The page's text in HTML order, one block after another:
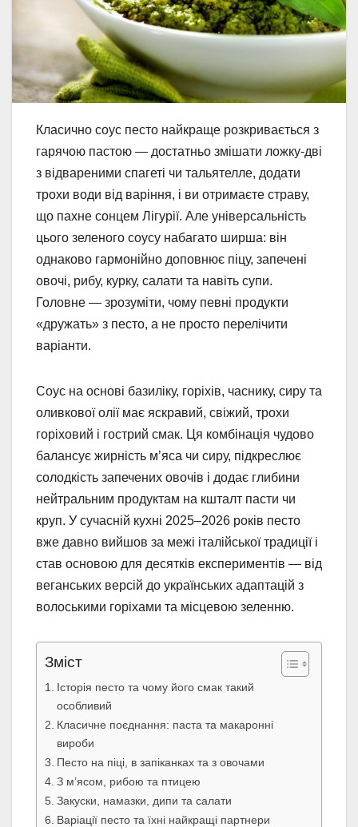
Класично соус песто найкраще розкривається з
гарячою пастою — достатньо змішати ложку-дві
з відвареними спагеті чи тальятелле, додати
трохи води від варіння, і ви отримаєте страву,
що пахне сонцем Лігурії. Але універсальність
цього зеленого соусу набагато ширша: він
однаково гармонійно доповнює піцу, запечені
овочі, рибу, курку, салати та навіть супи.
Головне — зрозуміти, чому певні продукти
«дружать» з песто, а не просто перелічити
варіанти.
Соус на основі базиліку, горіхів, часнику, сиру та
оливкової олії має яскравий, свіжий, трохи
горіховий і гострий смак. Ця комбінація чудово
балансує жирність м’яса чи сиру, підкреслює
солодкість запечених овочів і додає глибини
нейтральним продуктам на кшталт пасти чи
круп. У сучасній кухні 2025–2026 років песто
вже давно вийшов за межі італійської традиції і
став основою для десятків експериментів — від
веганських версій до українських адаптацій з
волоськими горіхами та місцевою зеленню.
Зміст
Історія песто та чому його смак такий
особливий
Класичне поєднання: паста та макаронні
вироби
Песто на піці, в запіканках та з овочами
З м’ясом, рибою та птицею
Закуски, намазки, дипи та салати
Варіації песто та їхні найкращі партнери